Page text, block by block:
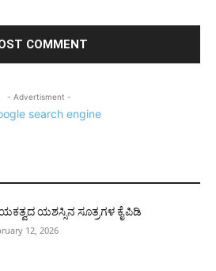
- Advertisment -
ಯಶಸ್ಸಿನ ಸೂತ್ರಗಳ ಕೈಪಿಡಿ
12, 2026